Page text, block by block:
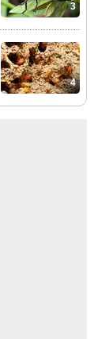
3
4